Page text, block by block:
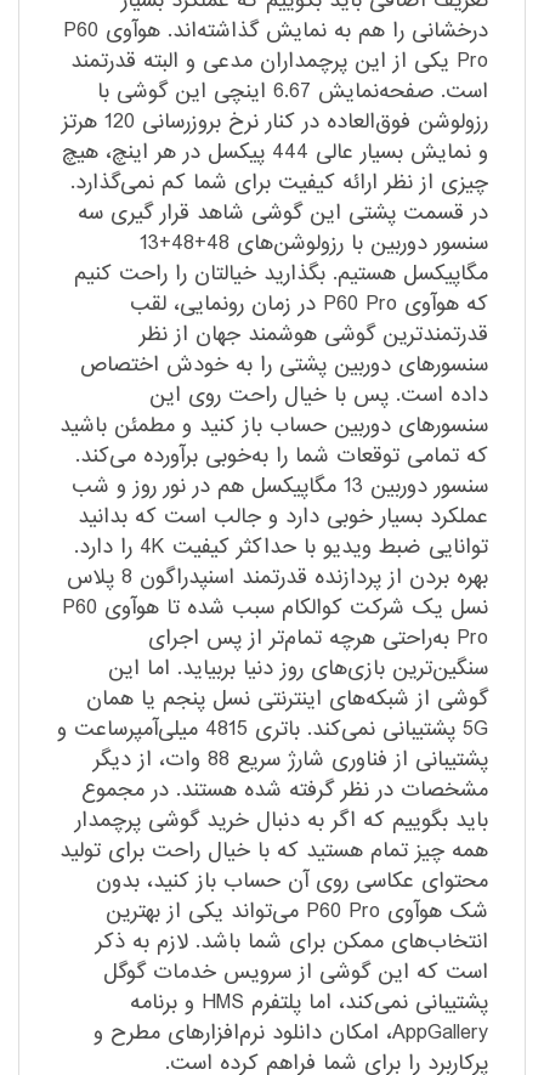
درخشانی را هم به نمایش گذاشته‌اند. هوآوی P60
Pro یکی از این پرچمداران مدعی و البته قدرتمند
است. صفحه‌نمایش 6.67 اینچی این گوشی با
رزولوشن فوق‌العاده در کنار نرخ بروزرسانی 120 هرتز
و نمایش بسیار عالی 444 پیکسل در هر اینچ، هیچ
چیزی از نظر ارائه کیفیت برای شما کم نمی‌گذارد.
در قسمت پشتی این گوشی شاهد قرار گیری سه
سنسور دوربین با رزولوشن‌های 48+48+13
مگاپیکسل هستیم. بگذارید خیالتان را راحت کنیم
که هوآوی P60 Pro در زمان رونمایی، لقب
قدرتمند‌ترین گوشی هوشمند جهان از نظر
سنسور‌های دوربین پشتی را به خودش اختصاص
داده است. پس با خیال راحت روی این
سنسور‌های دوربین حساب باز کنید و مطمئن باشید
که تمامی توقعات شما را به‌خوبی بر‌آورده می‌کند.
سنسور دوربین 13 مگاپیکسل هم در نور روز و شب
عملکرد بسیار خوبی دارد و جالب است که بدانید
توانایی ضبط ویدیو با حداکثر کیفیت 4K را دارد.
بهره بردن از پردازنده قدرتمند اسنپدراگون 8 پلاس
نسل یک شرکت کوالکام سبب شده تا هوآوی P60
Pro به‌راحتی هرچه تمام‌تر از پس اجرای
سنگین‌ترین بازی‌های روز دنیا بربیاید. اما این
گوشی از شبکه‌های اینترنتی نسل پنجم یا همان
5G پشتیبانی نمی‌کند. باتری 4815 میلی‌آمپر‌ساعت و
پشتیبانی از فناوری شارژ سریع 88 وات، از دیگر
مشخصات در نظر گرفته شده هستند. در مجموع
باید بگوییم که اگر به دنبال خرید گوشی پرچمدار
همه چیز تمام هستید که با خیال راحت برای تولید
محتوای عکاسی روی آن حساب باز کنید، بدون
شک هوآوی P60 Pro می‌تواند یکی از بهترین
انتخاب‌های ممکن برای شما باشد. لازم به ذکر
است که این گوشی از سرویس خدمات گوگل
پشتیبانی نمی‌کند، اما پلتفرم HMS و برنامه
AppGallery، امکان دانلود نرم‌افزار‌های مطرح و
پرکاربرد را برای شما فراهم کرده است.